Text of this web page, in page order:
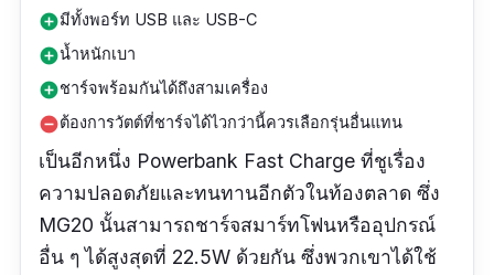
add_circleมีทั้งพอร์ท USB และ USB-C
add_circleน้ำหนักเบา
add_circleชาร์จพร้อมกันได้ถึงสามเครื่อง
remove_circleต้องการวัตต์ที่ชาร์จได้ไวกว่านี้ควรเลือกรุ่นอื่นแทน
เป็นอีกหนึ่ง Powerbank Fast Charge ที่ชูเรื่อง
ความปลอดภัยและทนทานอีกตัวในท้องตลาด ซึ่ง
MG20 นั้นสามารถชาร์จสมาร์ทโฟนหรืออุปกรณ์
อื่น ๆ ได้สูงสุดที่ 22.5W ด้วยกัน ซึ่งพวกเขาได้ใช้